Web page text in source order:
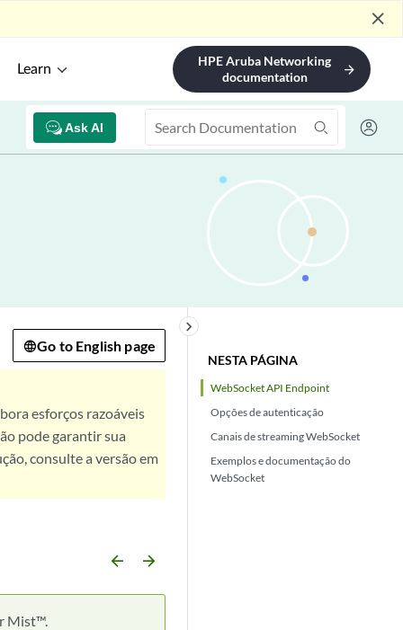
close
Learn
HPE Aruba Networking
documentation
arrow_forward
Ask AI
NESTA PÁGINA
WebSocket API Endpoint
Opções de autenticação
Canais de streaming WebSocket
Exemplos e documentação do
WebSocket
keyboard_arrow_right
Go to English page
esforços razoáveis
pode garantir sua
consulte a versão em
arrow_backward arrow_forward
Mist™.